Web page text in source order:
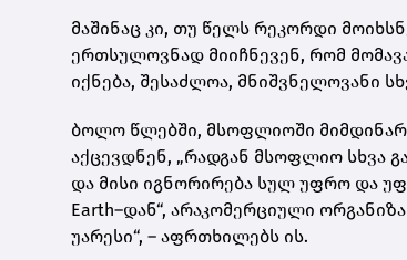
მაშინაც კი, თუ წელს რეკორდი
ერთსულოვნად მიიჩნევენ, რომ
იქნება, შესაძლოა, მნიშვნელოვანი
ბოლო წლებში, მსოფლიოში
აქცევდნენ, „რადგან მსოფლიო სხვა
და მისი იგნორირება სულ უფრო და
Earth–დან“, არაკომერციული
უარესი“, – აფრთხილებს ის.